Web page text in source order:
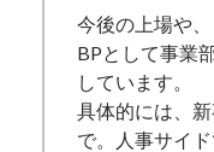
今後の上場や
BPとして事業
しています。
具体的には、
で。人事サイ